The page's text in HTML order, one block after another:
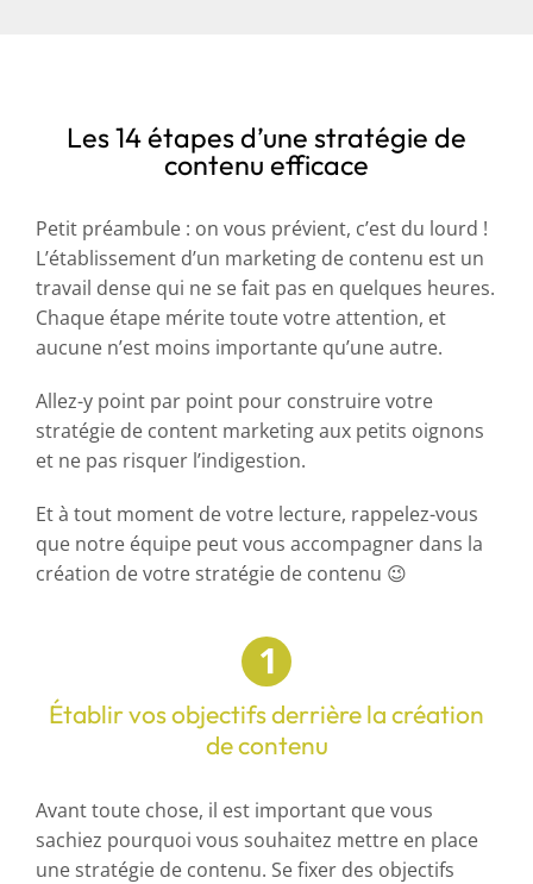
Les 14 étapes d’une stratégie de
contenu efficace
Petit préambule : on vous prévient, c’est du lourd !
L’établissement d’un marketing de contenu est un
travail dense qui ne se fait pas en quelques heures.
Chaque étape mérite toute votre attention, et
aucune n’est moins importante qu’une autre.
Allez-y point par point pour construire votre
stratégie de content marketing aux petits oignons
et ne pas risquer l’indigestion.
Et à tout moment de votre lecture, rappelez-vous
que notre équipe peut vous accompagner dans la
création de votre stratégie de contenu 😉
Établir vos objectifs derrière la création
de contenu
Avant toute chose, il est important que vous
sachiez pourquoi vous souhaitez mettre en place
une stratégie de contenu. Se fixer des objectifs